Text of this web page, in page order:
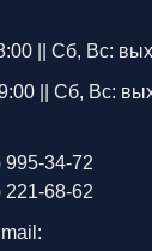
|| Сб, Вс:
|| Сб, Вс:
995-34-72
221-68-62